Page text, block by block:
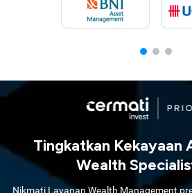
Tingkatkan Kekayaan
Wealth
Nikmati Layanan Wealth Management